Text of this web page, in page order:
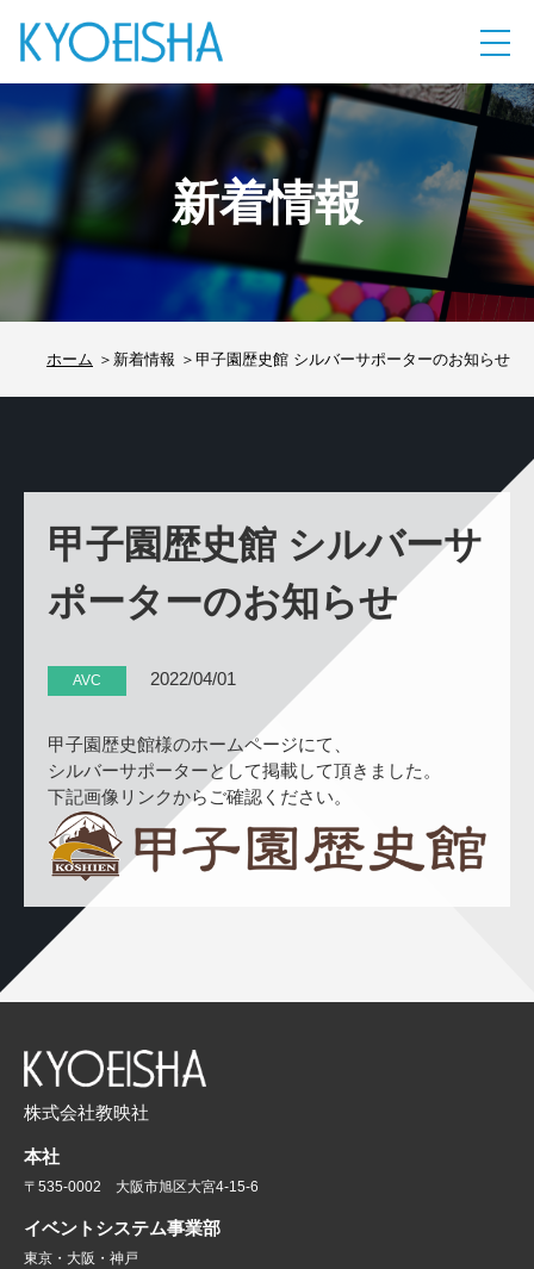
新着情報
ホーム 新着情報 甲子園歴史館 シルバーサポーターのお知らせ
甲子園歴史館 シルバーサ
ポーターのお知らせ
AVC 2022/04/01
甲子園歴史館様のホームページにて、
シルバーサポーターとして掲載して頂きました。
下記画像リンクからご確認ください。
株式会社教映社
本社
〒535-0002 大阪市旭区大宮4-15-6
イベントシステム事業部
東京・大阪・神戸